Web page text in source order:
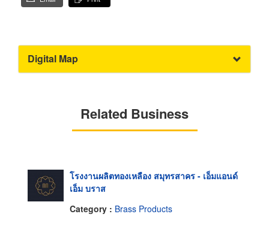
Digital Map
Related Business
โรงงานผลิตทองเหลือง สมุทรสาคร - เอ็มแอนด์
เอ็ม บราส
Category : Brass Products